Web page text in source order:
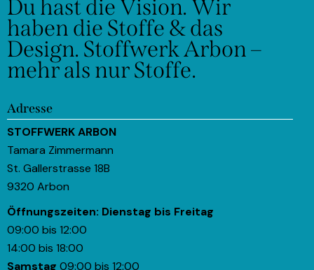
Du hast die Vision.Wir
haben die Stoffe & das
Design. Stoffwerk Arbon –
mehr als nur Stoffe.
Adresse
STOFFWERK ARBON
Tamara Zimmermann
St. Gallerstrasse 18B
9320 Arbon
Öffnungszeiten: Dienstag bis Freitag
09:00 bis 12:00
14:00 bis 18:00
Samstag 09:00 bis 12:00